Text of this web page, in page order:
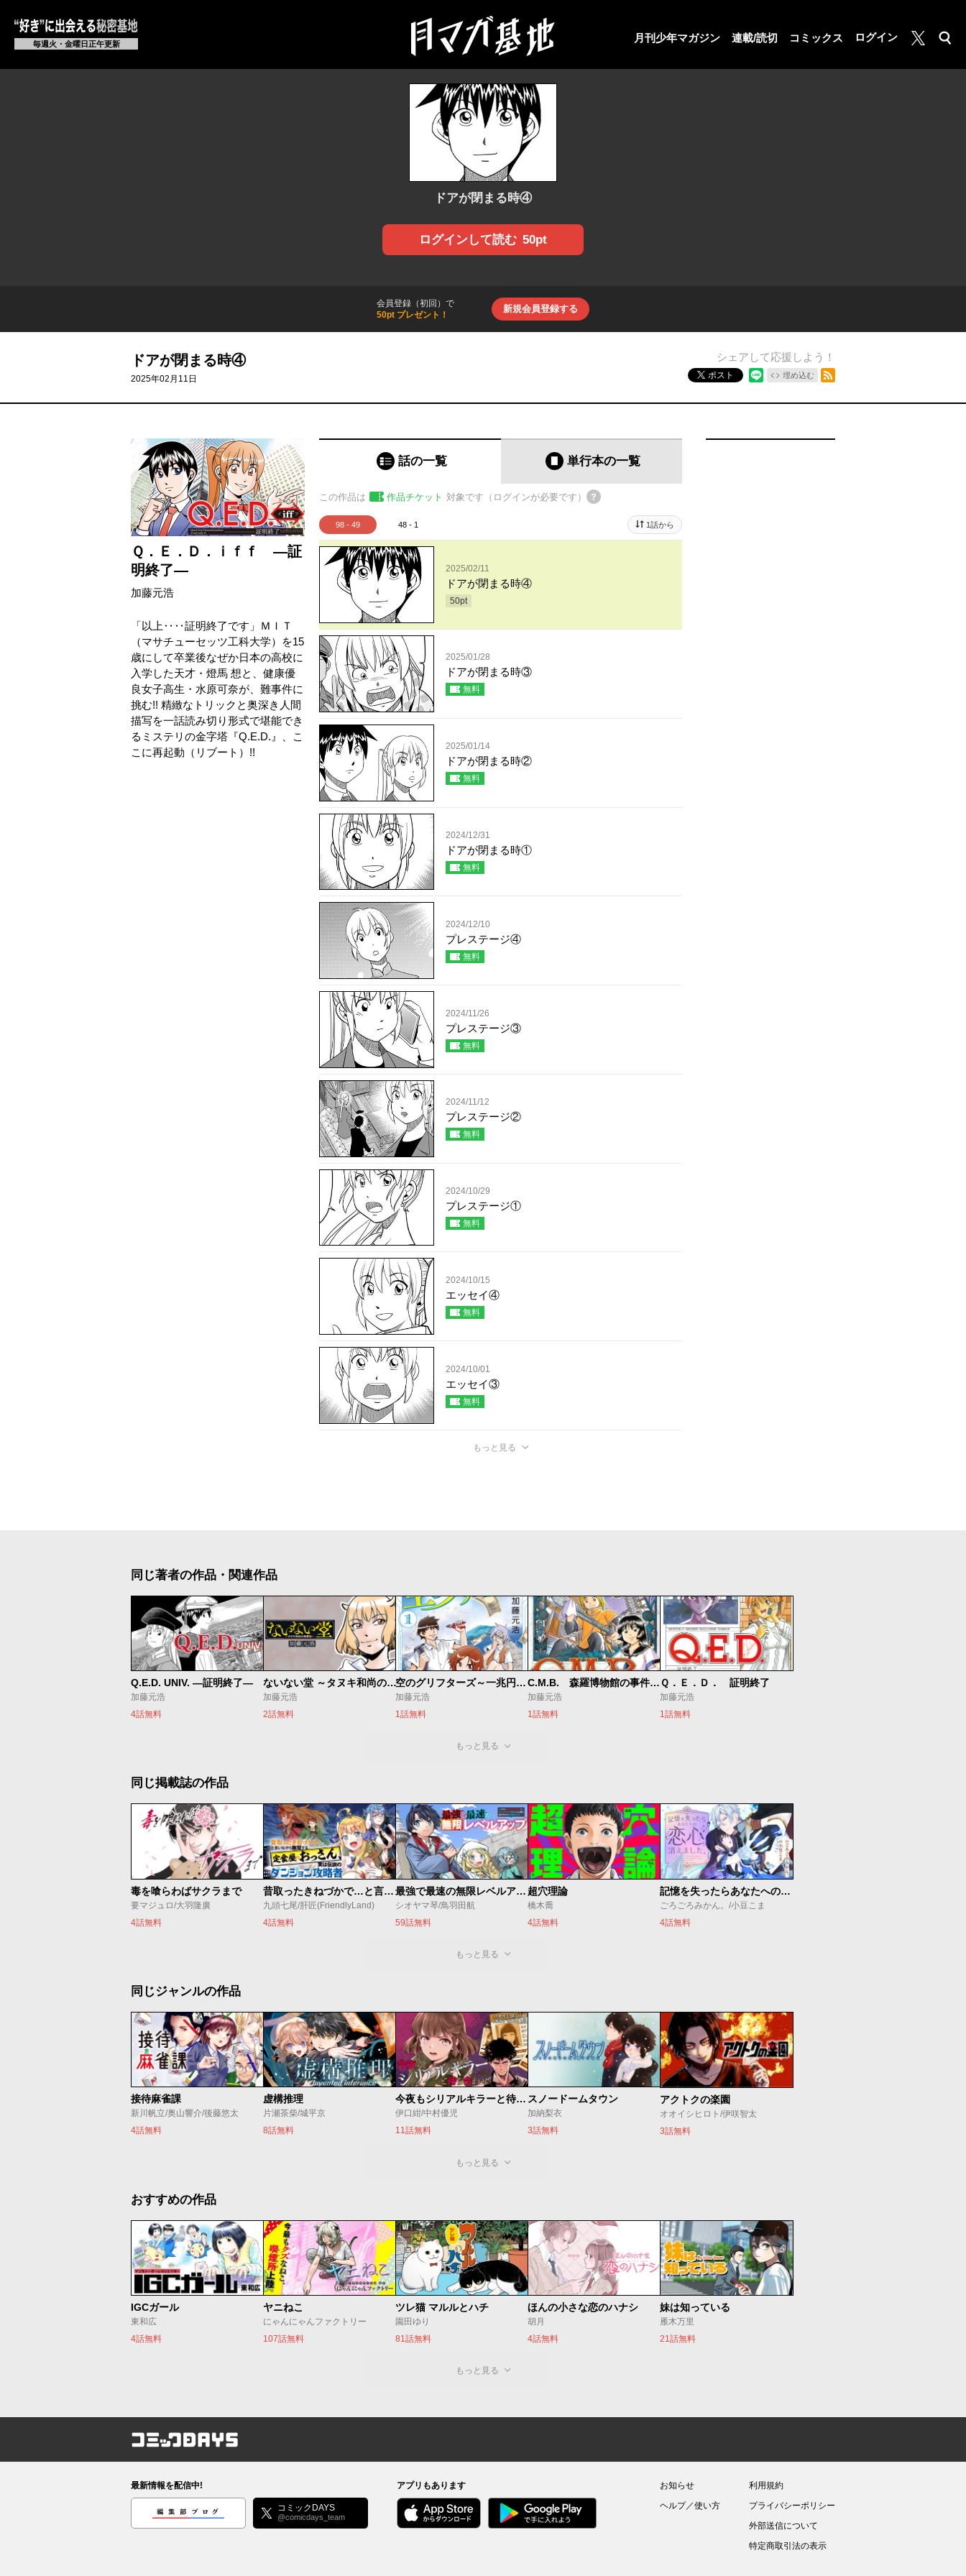
毎週火・金曜日正午更新
月刊少年マガジン 連載/読切 コミックス ログイン
月マガ基地
検索
ドアが閉まる時④
ログインして読む 50pt
会員登録（初回）で
50pt プレゼント！
新規会員登録する
ドアが閉まる時④
2025年02月11日
シェアして応援しよう！
ポスト 埋め込む
Ｑ．Ｅ．Ｄ．ｉｆｆ ―証
明終了―
加藤元浩
「以上‥‥証明終了です」ＭＩＴ
（マサチューセッツ工科大学）を15
歳にして卒業後なぜか日本の高校に
入学した天才・燈馬 想と、健康優
良女子高生・水原可奈が、難事件に
挑む!! 精緻なトリックと奥深き人間
描写を一話読み切り形式で堪能でき
るミステリの金字塔『Q.E.D.』、こ
こに再起動（リブート）!!
話の一覧 単行本の一覧
この作品は 作品チケット 対象です（ログインが必要です）
98 - 49 48 - 1 1話から
2025/02/11
ドアが閉まる時④
50pt
2025/01/28
ドアが閉まる時③
無料
2025/01/14
ドアが閉まる時②
無料
2024/12/31
ドアが閉まる時①
無料
2024/12/10
プレステージ④
無料
2024/11/26
プレステージ③
無料
2024/11/12
プレステージ②
無料
2024/10/29
プレステージ①
無料
2024/10/15
エッセイ④
無料
2024/10/01
エッセイ③
無料
もっと見る
同じ著者の作品・関連作品
Q.E.D. UNIV. ―証明終了―
加藤元浩
4話無料
ないない堂 ～タヌキ和尚の禍事帖～
加藤元浩
2話無料
空のグリフターズ～一兆円の詐欺師たち～
加藤元浩
1話無料
C.M.B. 森羅博物館の事件目録
加藤元浩
1話無料
Ｑ．Ｅ．Ｄ． 証明終了
加藤元浩
1話無料
もっと見る
同じ掲載誌の作品
毒を喰らわばサクラまで
要マジュロ/大羽隆廣
4話無料
昔取ったきねづかで…と言いながら無双する定食屋のおっさん、実は伝説のダンジョン攻略者
九頭七尾/肝匠(FriendlyLand)
4話無料
最強で最速の無限レベルアップ ～スキル【経験値１０００倍】と【レベルフリー】でレベル上限の枷が外れた俺は無双する～
シオヤマ琴/鳥羽田航
59話無料
超穴理論
橋木喬
4話無料
記憶を失ったらあなたへの恋心も消えました。
ごろごろみかん。/小豆こま
4話無料
もっと見る
同じジャンルの作品
接待麻雀課
新川帆立/奥山響介/後藤悠太
4話無料
虚構推理
片瀬茶柴/城平京
8話無料
今夜もシリアルキラーと待ち合わせ
伊口紺/中村優児
11話無料
スノードームタウン
加納梨衣
3話無料
アクトクの楽園
オオイシヒロト/伊咲智太
3話無料
もっと見る
おすすめの作品
IGCガール
東和広
4話無料
ヤニねこ
にゃんにゃんファクトリー
107話無料
ツレ猫 マルルとハチ
園田ゆり
81話無料
ほんの小さな恋のハナシ
胡月
4話無料
妹は知っている
雁木万里
21話無料
もっと見る
コミックDAYS
最新情報を配信中!
編集部ブログ コミックDAYS
@comicdays_team
アプリもあります
お知らせ
ヘルプ／使い方
利用規約
プライバシーポリシー
外部送信について
特定商取引法の表示